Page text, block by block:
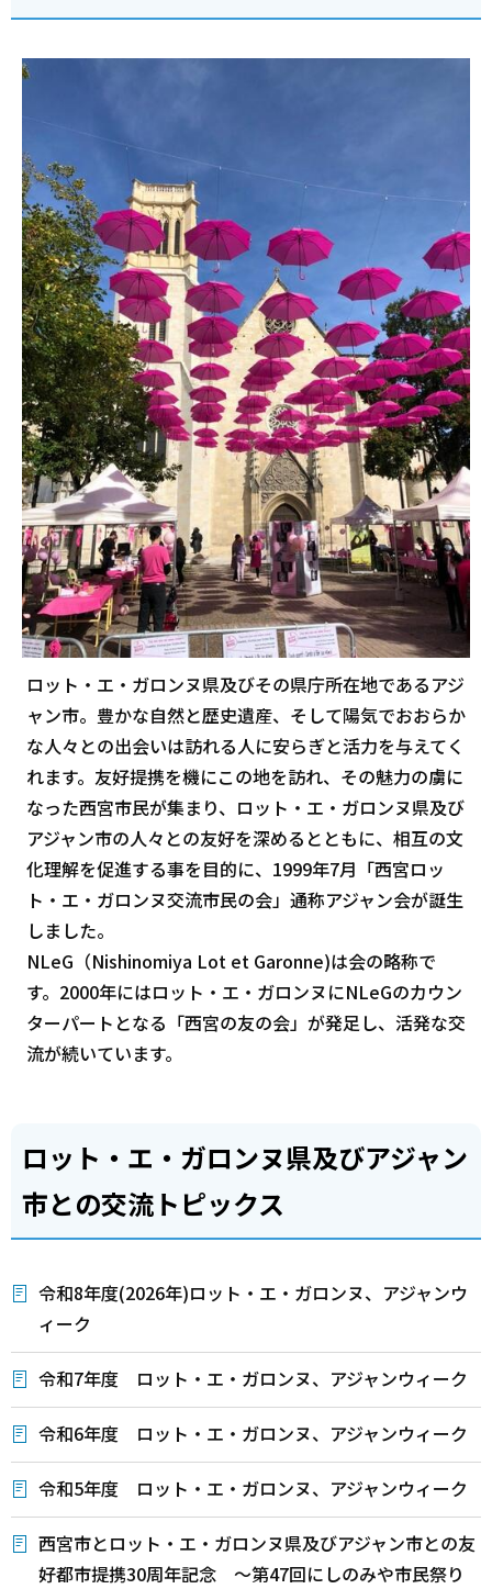
ロット・エ・ガロンヌ県及びその県庁所在地であるアジ
ャン市。豊かな自然と歴史遺産、そして陽気でおおらか
な人々との出会いは訪れる人に安らぎと活力を与えてく
れます。友好提携を機にこの地を訪れ、その魅力の虜に
なった西宮市民が集まり、ロット・エ・ガロンヌ県及び
アジャン市の人々との友好を深めるとともに、相互の文
化理解を促進する事を目的に、1999年7月「西宮ロッ
ト・エ・ガロンヌ交流市民の会」通称アジャン会が誕生
しました。
NLeG（Nishinomiya Lot et Garonne)は会の略称で
す。2000年にはロット・エ・ガロンヌにNLeGのカウン
ターパートとなる「西宮の友の会」が発足し、活発な交
流が続いています。
ロット・エ・ガロンヌ県及びアジャン
市との交流トピックス
令和8年度(2026年)ロット・エ・ガロンヌ、アジャンウ
ィーク
令和7年度 ロット・エ・ガロンヌ、アジャンウィーク
令和6年度 ロット・エ・ガロンヌ、アジャンウィーク
令和5年度 ロット・エ・ガロンヌ、アジャンウィーク
西宮市とロット・エ・ガロンヌ県及びアジャン市との友
好都市提携30周年記念 ～第47回にしのみや市民祭り